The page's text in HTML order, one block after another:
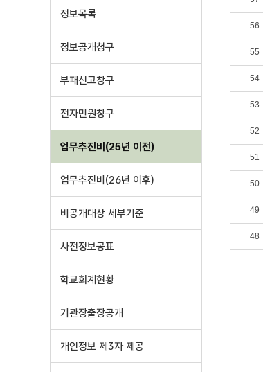
정보목록
정보공개청구
부패신고창구
전자민원창구
업무추진비(25년 이전)
업무추진비(26년 이후)
비공개대상 세부기준
사전정보공표
학교회계현황
기관장출장공개
개인정보 제3자 제공
56
55
54
53
52
51
50
49
48